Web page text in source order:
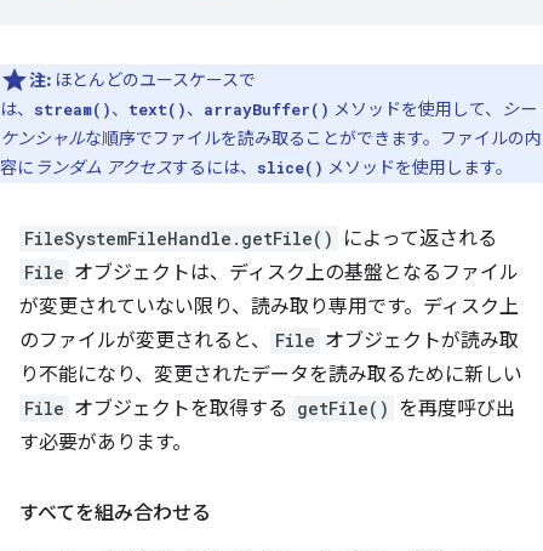
注: ほとんどのユースケースで
は、
stream()、 text()、 arrayBuffer() メソッドを使用して、
シー
ケンシャルな順序でファイルを読み取ることができます。ファイルの内
容に ランダム アクセスするには、 slice() メソッドを使用します。
FileSystemFileHandle.getFile() によって返される
File オブジェクトは、ディスク上の基盤となるファイル
が変更されていない限り、読み取り専用です。ディスク上
のファイルが変更されると、
File オブジェクトが読み取
り不能になり、変更されたデータを読み取るために新しい
File オブジェクトを取得する getFile() を再度呼び出
す必要があります。
すべてを組み合わせる